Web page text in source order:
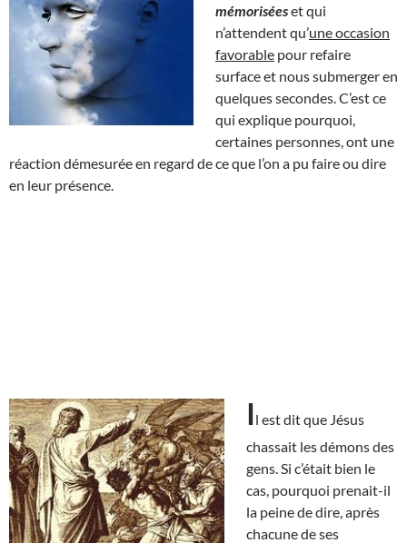
mémoriséeset qui
n’attendent qu’une occasion
favorable pour refaire
surface et nous submerger en
quelques secondes. C’est ce
qui explique pourquoi,
certaines personnes, ont une
réaction démesurée en regard de ce que l’on a pu faire ou dire
en leur présence.
Il est dit que Jésus
chassait les démons des
gens. Si c’était bien le
cas, pourquoi prenait-il
la peine de dire, après
chacune de ses